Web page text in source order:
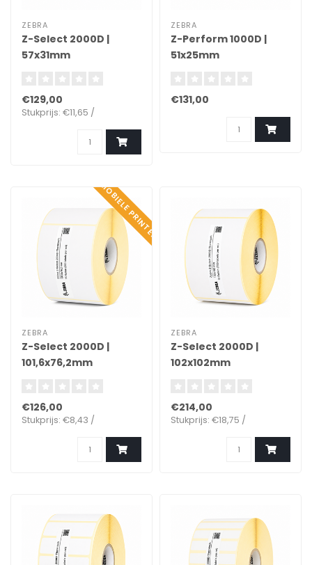
ZEBRA
Z-Select 2000D |
57x31mm
€129,00
Stukprijs: €11,65 /
ZEBRA
Z-Perform 1000D |
51x25mm
€131,00
MOBIELE PRINTER
ZEBRA
Z-Select 2000D |
101,6x76,2mm
€126,00
Stukprijs: €8,43 /
ZEBRA
Z-Select 2000D |
102x102mm
€214,00
Stukprijs: €18,75 /